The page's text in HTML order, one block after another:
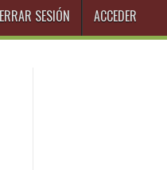
SESIÓN ACCEDER